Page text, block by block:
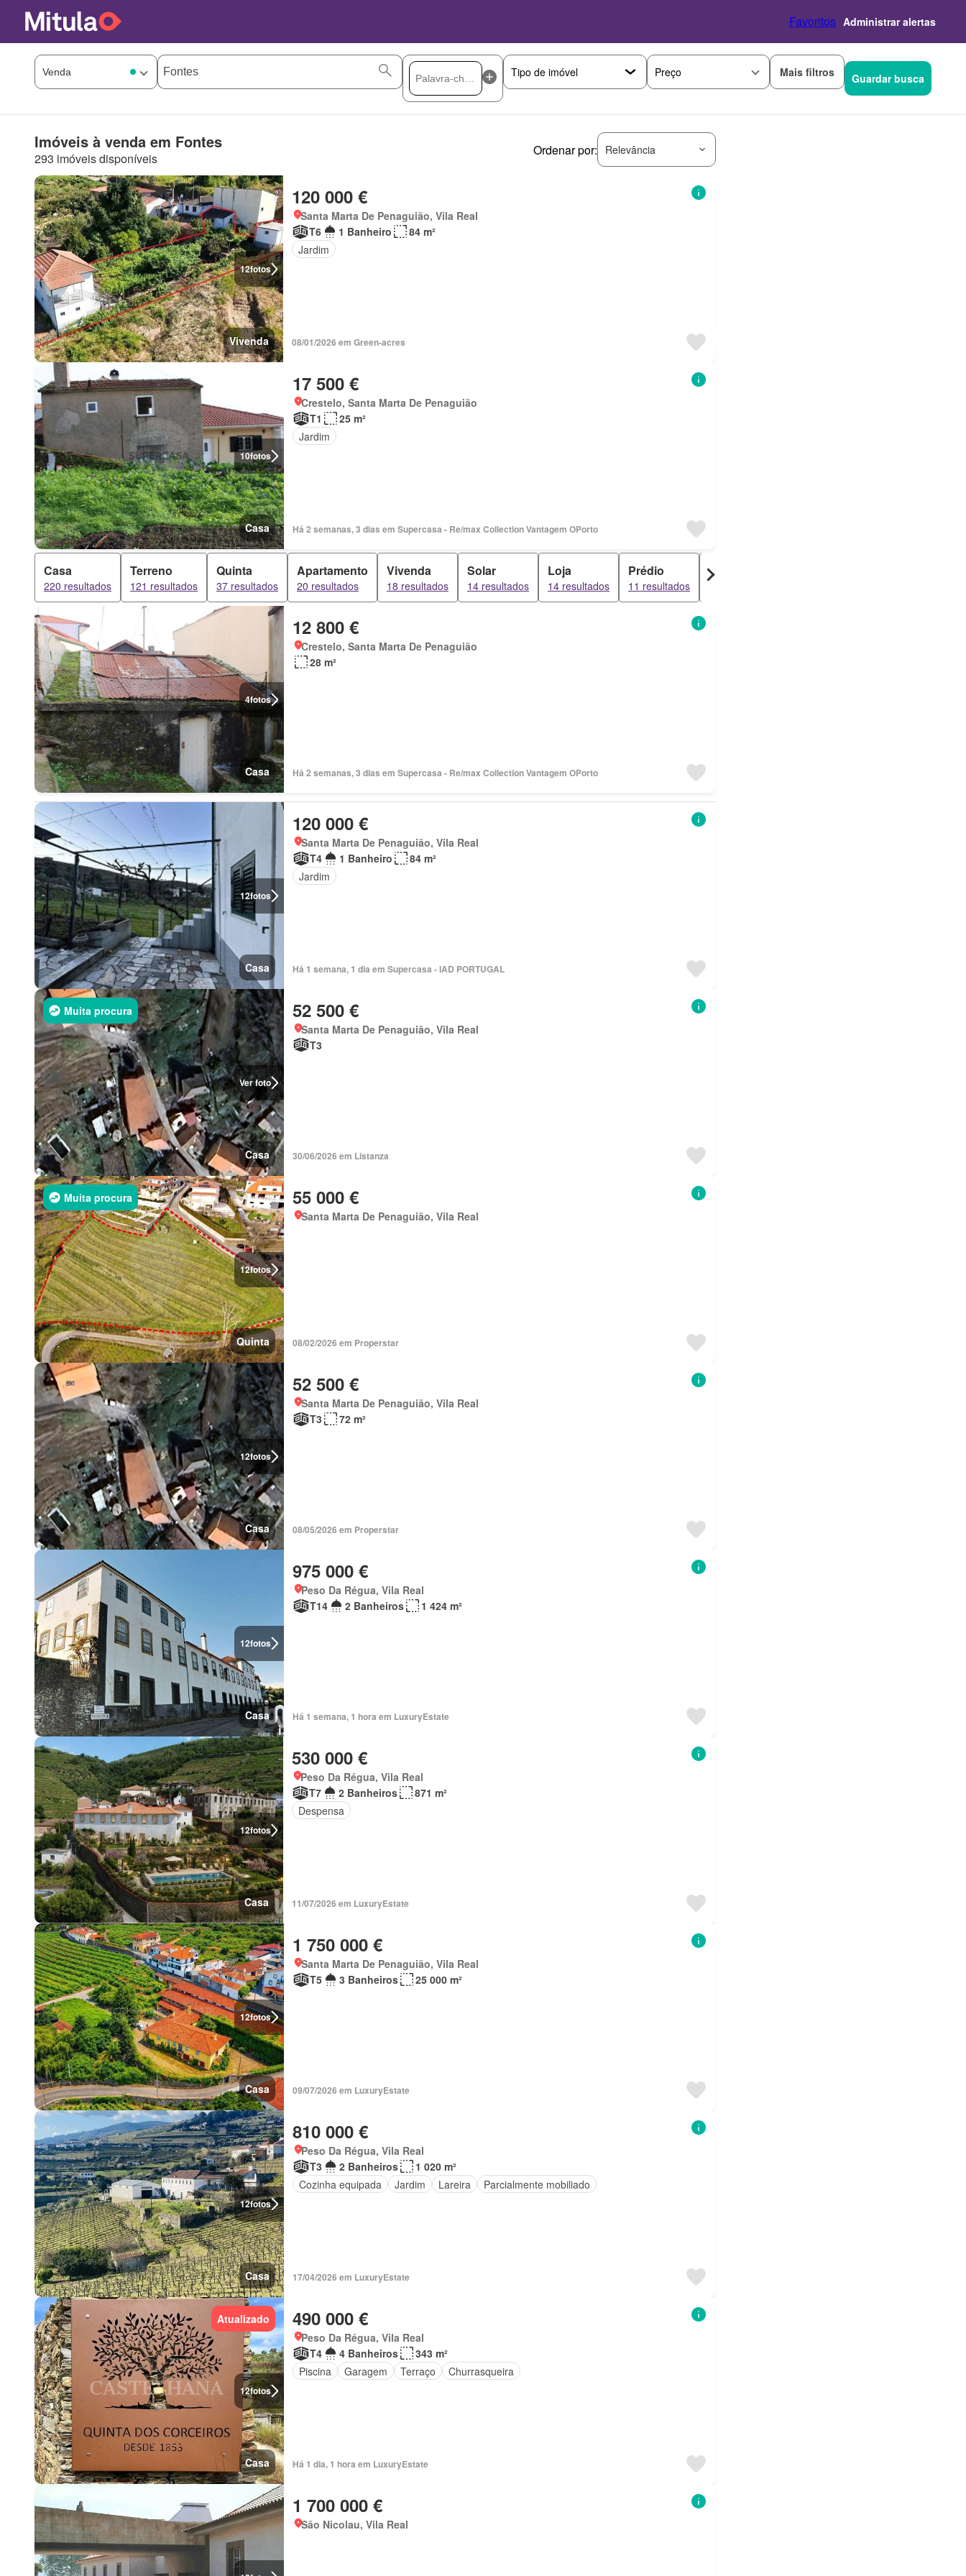
Favoritos Administrar alertas
Preço Mais filtros Guardar busca
Imóveis à venda em Fontes
293 imóveis disponíveis
Ordenar por: Relevância
12fotos
Vivenda
120 000 €
Santa Marta De Penaguião, Vila Real
T6
1 Banheiro
84 m²
Jardim
08/01/2026 em Green-acres
10fotos
Casa
17 500 €
Crestelo, Santa Marta De Penaguião
T1
25 m²
Jardim
Há 2 semanas, 3 dias em Supercasa - Re/max Collection Vantagem OPorto
Casa
220 resultados
Terreno
121 resultados
Quinta
37 resultados
Apartamento
20 resultados
Vivenda
18 resultados
Solar
14 resultados
Loja
14 resultados
Prédio
11 resultados
Armazém
4fotos
Casa
12 800 €
Crestelo, Santa Marta De Penaguião
28 m²
Há 2 semanas, 3 dias em Supercasa - Re/max Collection Vantagem OPorto
12fotos
Casa
120 000 €
Santa Marta De Penaguião, Vila Real
T4
1 Banheiro
84 m²
Jardim
Há 1 semana, 1 dia em Supercasa - IAD PORTUGAL
Ver foto
Muita procura
Casa
52 500 €
Santa Marta De Penaguião, Vila Real
T3
30/06/2026 em Listanza
12fotos
Muita procura
Quinta
55 000 €
Santa Marta De Penaguião, Vila Real
08/02/2026 em Properstar
12fotos
Casa
52 500 €
Santa Marta De Penaguião, Vila Real
T3
72 m²
08/05/2026 em Properstar
12fotos
Casa
975 000 €
Peso Da Régua, Vila Real
T14
2 Banheiros 1 424 m²
Há 1 semana, 1 hora em LuxuryEstate
12fotos
Casa
530 000 €
Peso Da Régua, Vila Real
T7
2 Banheiros
871 m²
Despensa
11/07/2026 em LuxuryEstate
12fotos
Casa
1 750 000 €
Santa Marta De Penaguião, Vila Real
T5
3 Banheiros 25 000 m²
09/07/2026 em LuxuryEstate
12fotos
Casa
810 000 €
Peso Da Régua, Vila Real
T3
2 Banheiros
1 020 m²
Cozinha equipada
Jardim Lareira Parcialmente mobiliado
17/04/2026 em LuxuryEstate
12fotos
Atualizado
Casa
490 000 €
Peso Da Régua, Vila Real
T4
4 Banheiros
343 m²
Piscina
Garagem Terraço Churrasqueira
Há 1 dia, 1 hora em LuxuryEstate
1 700 000 €
São Nicolau, Vila Real